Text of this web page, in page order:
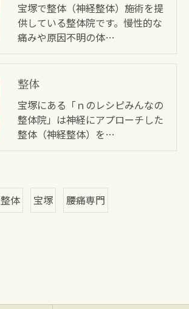
宝塚で整体（神経整体）施術を提
供している整体院です。慢性的な
痛みや原因不明の体…
整体
宝塚にある「ｎのレシピみんなの
整体院」は神経にアプローチした
整体（神経整体）を…
整体 宝塚 腰痛専門